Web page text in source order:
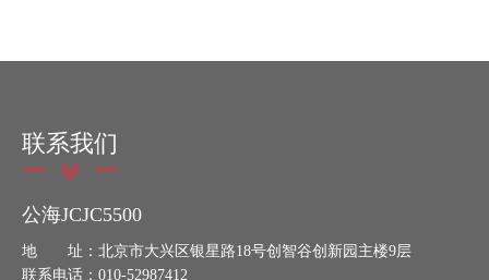
联系我们
公海JCJC5500
地 址：北京市大兴区银星路18号创智谷创新园主楼9层
联系电话：010-52987412